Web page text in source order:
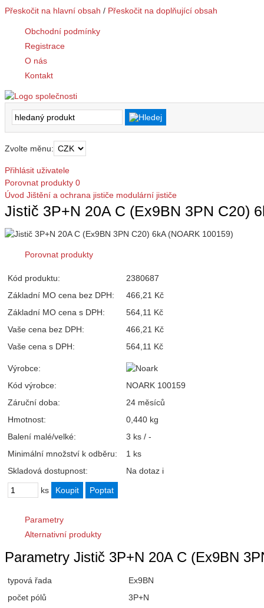
Přeskočit na hlavní obsah / Přeskočit na doplňující obsah
Obchodní podmínky
Registrace
O nás
Kontakt
Zvolte měnu:
Přihlásit uživatele
Porovnat produkty 0
Úvod Jištění a ochrana jističe modulární jističe
Jistič 3P+N 20A C (Ex9BN 3PN C20)
Porovnat produkty
Kód produktu:
2380687
Základní MO cena bez DPH:
466,21 Kč
Základní MO cena s DPH:
564,11 Kč
Vaše cena bez DPH:
466,21 Kč
Vaše cena s DPH:
564,11 Kč
Výrobce:
Kód výrobce:
NOARK 100159
Záruční doba:
24 měsíců
Hmotnost:
0,440 kg
Balení malé/velké:
3 ks / -
Minimální množství k odběru:
1 ks
Skladová dostupnost:
Na dotaz i
ks
Parametry
Alternativní produkty
Parametry Jistič 3P+N 20A C (Ex9BN
typová řada
Ex9BN
počet pólů
3P+N